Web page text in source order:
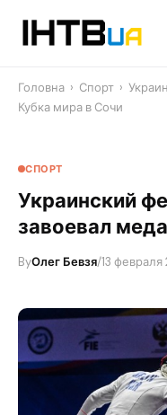
Головна › Спорт ›
Кубка мира в Сочи
СПОРТ
Украинский
завоевал
ByОлег Бевзя/13